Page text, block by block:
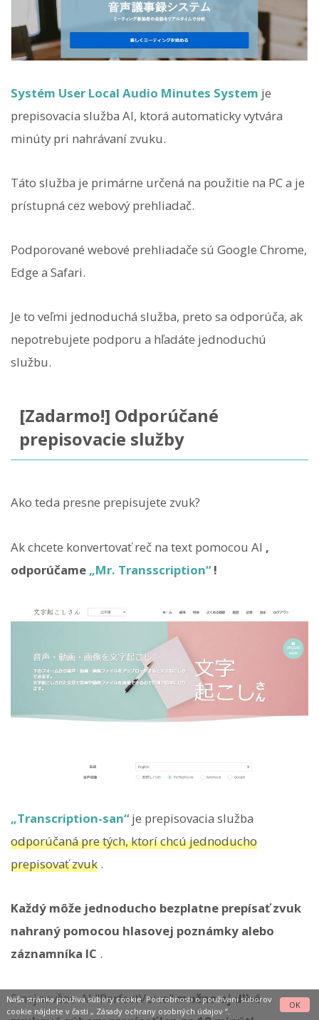
Systém User Local Audio Minutes System je
prepisovacia služba AI, ktorá automaticky vytvára
minúty pri nahrávaní zvuku.
Táto služba je primárne určená na použitie na PC a je
prístupná cez webový prehliadač.
Podporované webové prehliadače sú Google Chrome,
Edge a Safari.
Je to veľmi jednoduchá služba, preto sa odporúča, ak
nepotrebujete podporu a hľadáte jednoduchú
službu.
[Zadarmo!] Odporúčané
prepisovacie služby
Ako teda presne prepisujete zvuk?
Ak chcete konvertovať reč na text pomocou AI ,
odporúčame „Mr. Transscription“!
„Transcription-san“je prepisovacia služba
odporúčaná pre tých, ktorí chcú jednoducho
prepisovať zvuk .
Každý môže jednoducho bezplatne prepísať zvuk
nahraný pomocou hlasovej poznámky alebo
záznamníka IC .
S najnovšou AI "PerfectVoice"možno aj dlhé
Naša stránka používa súbory cookie. Podrobnosti o používaní súborov
cookie nájdete v časti „ Zásady ochrany osobných údajov“.
OK